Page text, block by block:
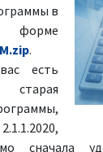
в
форме
.
есть
сначала